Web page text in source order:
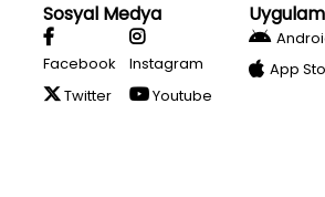
Sosyal Medya
Facebook
Instagram
Twitter
Youtube
App